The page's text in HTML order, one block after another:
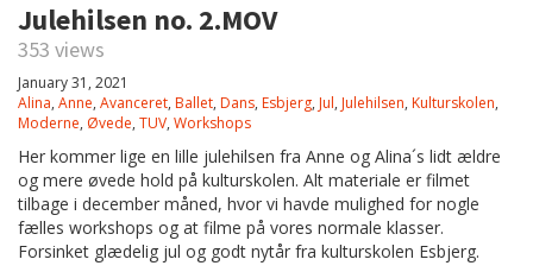
Julehilsen no. 2.MOV
353 views
January 31, 2021
Alina, Anne, Avanceret, Ballet, Dans, Esbjerg, Jul, Julehilsen, Kulturskolen,
Moderne, Øvede, TUV, Workshops
Her kommer lige en lille julehilsen fra Anne og Alina´s lidt ældre
og mere øvede hold på kulturskolen. Alt materiale er filmet
tilbage i december måned, hvor vi havde mulighed for nogle
fælles workshops og at filme på vores normale klasser.
Forsinket glædelig jul og godt nytår fra kulturskolen Esbjerg.